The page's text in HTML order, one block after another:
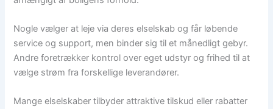
Nogle vælger at leje via deres elselskab og får løbende
service og support, men binder sig til et månedligt gebyr.
Andre foretrækker kontrol over eget udstyr og frihed til at
vælge strøm fra forskellige leverandører.
Mange elselskaber tilbyder attraktive tilskud eller rabatter